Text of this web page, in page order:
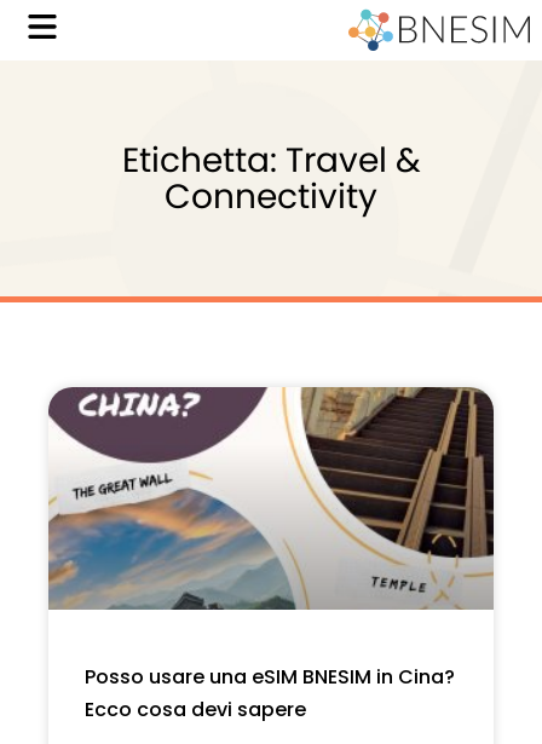
Etichetta: Travel &
Connectivity
Posso usare una eSIM BNESIM in Cina?
Ecco cosa devi sapere